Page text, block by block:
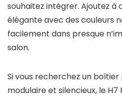
souhaitez intégrer. Ajoutez à
élégante avec des couleurs
facilement dans presque
salon.
Si vous recherchez un
modulaire et silencieux, le